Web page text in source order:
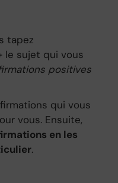
tapez
le sujet qui vous
positives
qui vous
vous. Ensuite,
en les
.